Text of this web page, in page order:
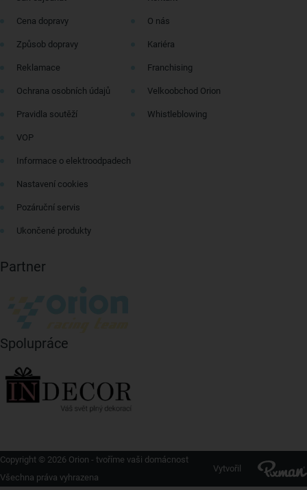
Cena dopravy
Způsob dopravy
Reklamace
Ochrana osobních údajů
Pravidla soutěží
VOP
Informace o elektroodpadech
Nastavení cookies
Pozáruční servis
Ukončené produkty
O nás
Kariéra
Franchising
Velkoobchod Orion
Whistleblowing
Partner
Spolupráce
Copyright © 2026 Orion - tvoříme vaši domácnost
Všechna práva vyhrazena
Vytvořil